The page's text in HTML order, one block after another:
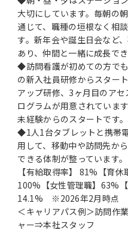
大切にしています。毎朝の
通じて、職種の垣根なく相
す。新年会や誕生日会など
あり、仲間と一緒に成長で
◆訪問看護が初めての方で
の新入社員研修からスター
アップ研修、3ヶ月目のア
ログラムが用意されていま
未経験からのスタートです。
◆1人1台タブレットと携帯
用して、移動中や訪問先か
できる体制が整っています。
【有給取得率】 81%【育
100%【女性管理職】63%
14.1% ※2026年2月時点
＜キャリアパス例＞訪問作
ャー⇒本社スタッフ